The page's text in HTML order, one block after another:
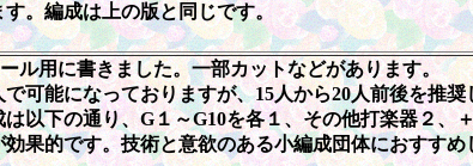
。編成は上の版と同じです。
ル用に書きました。一部カットなどがあります。
で可能になっておりますが、15人から20人前後を推
は以下の通り、G１～G10を各１、その他打楽器２
効果的です。技術と意欲のある小編成団体におすす